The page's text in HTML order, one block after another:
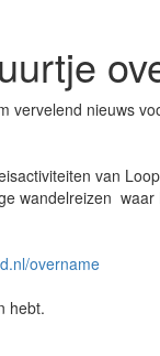
vervelend nieuws
van
wandelreizen waar
overname
hebt.